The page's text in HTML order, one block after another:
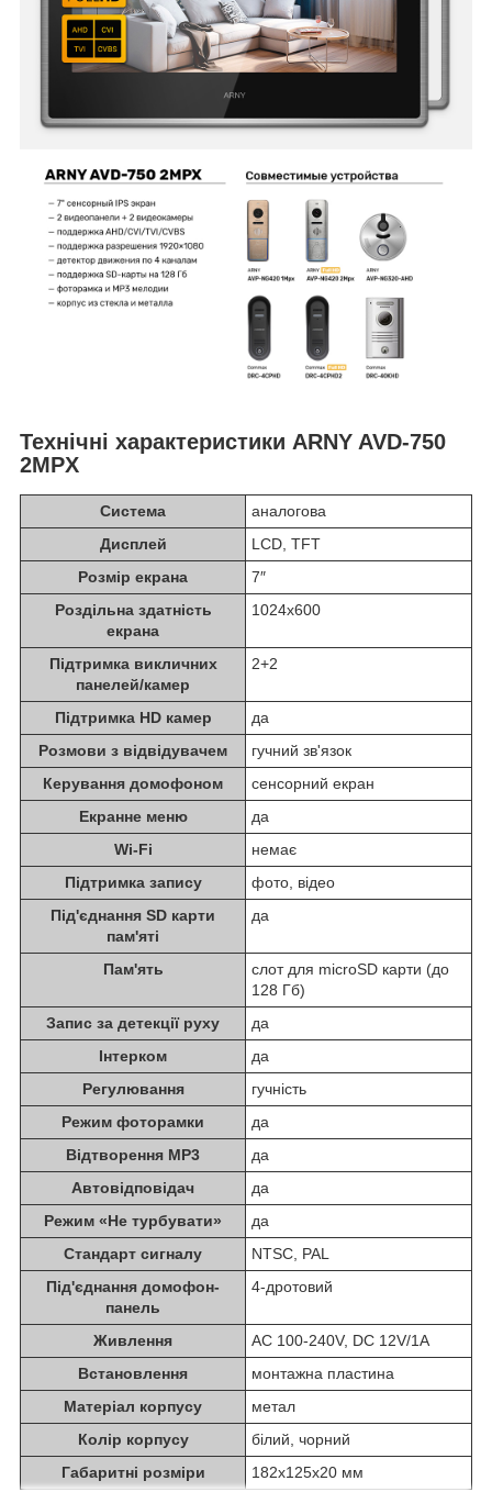
Технічні характеристики ARNY AVD-750
2MPX
Система
аналогова
Дисплей
LCD, TFT
Розмір екрана
7″
Роздільна здатність
екрана
1024x600
Підтримка викличних
панелей/камер
2+2
Підтримка HD камер
да
Розмови з відвідувачем
гучний зв'язок
Керування домофоном
сенсорний екран
Екранне меню
да
Wi-Fi
немає
Підтримка запису
фото, відео
Під'єднання SD карти
пам'яті
да
Пам'ять
слот для microSD карти (до
128 Гб)
Запис за детекції руху
да
Інтерком
да
Регулювання
гучність
Режим фоторамки
да
Відтворення MP3
да
Автовідповідач
да
Режим «Не турбувати»
да
Стандарт сигналу
NTSC, PAL
Під'єднання домофон-
панель
4-дротовий
Живлення
AC 100-240V, DC 12V/1A
Встановлення
монтажна пластина
Матеріал корпусу
метал
Колір корпусу
білий, чорний
Габаритні розміри
182x125x20 мм